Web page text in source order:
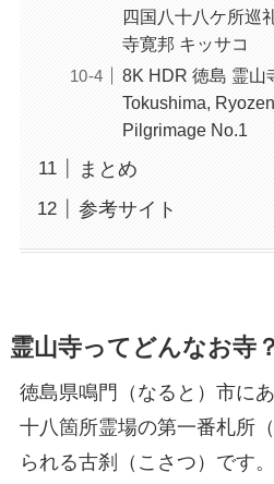
四国八十八ケ所巡
寺寛邦 キッサコ
8K HDR 徳島 霊山
Tokushima,
Pilgrimage No.1
まとめ
参考サイト
霊山寺ってどんなお寺？
徳島県鳴門（なると）市に
十八箇所霊場の第一番札所
られる古刹（こさつ）です